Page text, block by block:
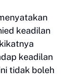
keadilan
keadilan
tidak boleh